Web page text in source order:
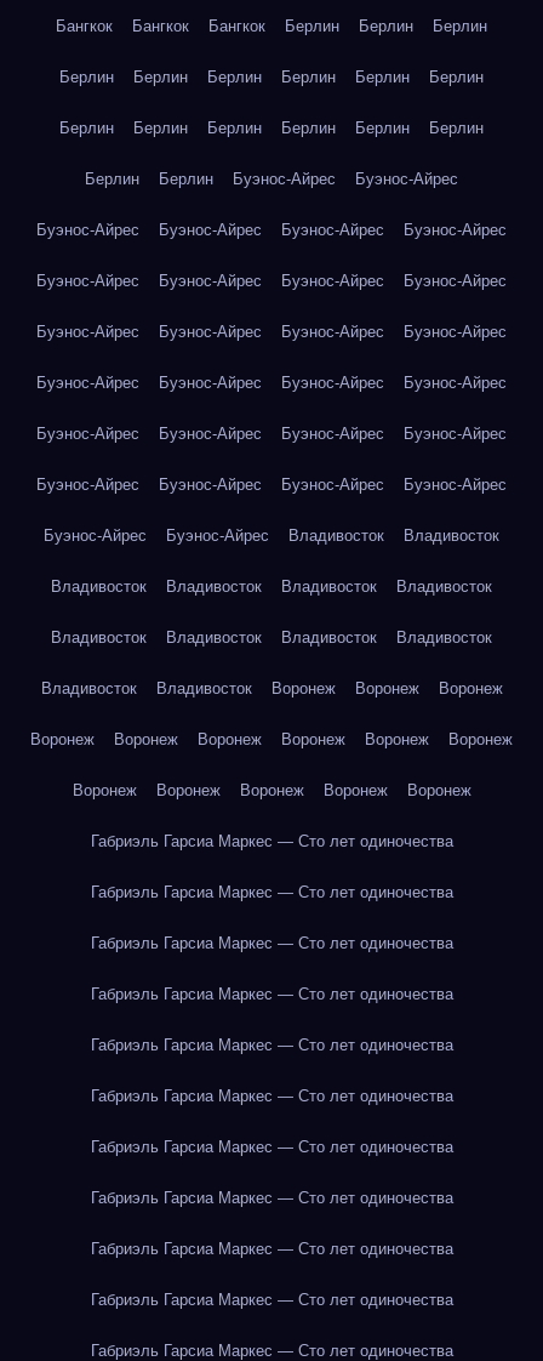
Бангкок Бангкок Бангкок Берлин Берлин Берлин
Берлин Берлин Берлин Берлин Берлин Берлин
Берлин Берлин Берлин Берлин Берлин Берлин
Берлин Берлин Буэнос-Айрес Буэнос-Айрес
Буэнос-Айрес Буэнос-Айрес Буэнос-Айрес Буэнос-Айрес
Буэнос-Айрес Буэнос-Айрес Буэнос-Айрес Буэнос-Айрес
Буэнос-Айрес Буэнос-Айрес Буэнос-Айрес Буэнос-Айрес
Буэнос-Айрес Буэнос-Айрес Буэнос-Айрес Буэнос-Айрес
Буэнос-Айрес Буэнос-Айрес Буэнос-Айрес Буэнос-Айрес
Буэнос-Айрес Буэнос-Айрес Буэнос-Айрес Буэнос-Айрес
Буэнос-Айрес Буэнос-Айрес Владивосток Владивосток
Владивосток Владивосток Владивосток Владивосток
Владивосток Владивосток Владивосток Владивосток
Владивосток Владивосток Воронеж Воронеж Воронеж
Воронеж Воронеж Воронеж Воронеж Воронеж Воронеж
Воронеж Воронеж Воронеж Воронеж Воронеж
Габриэль Гарсиа Маркес — Сто лет одиночества
Габриэль Гарсиа Маркес — Сто лет одиночества
Габриэль Гарсиа Маркес — Сто лет одиночества
Габриэль Гарсиа Маркес — Сто лет одиночества
Габриэль Гарсиа Маркес — Сто лет одиночества
Габриэль Гарсиа Маркес — Сто лет одиночества
Габриэль Гарсиа Маркес — Сто лет одиночества
Габриэль Гарсиа Маркес — Сто лет одиночества
Габриэль Гарсиа Маркес — Сто лет одиночества
Габриэль Гарсиа Маркес — Сто лет одиночества
Габриэль Гарсиа Маркес — Сто лет одиночества